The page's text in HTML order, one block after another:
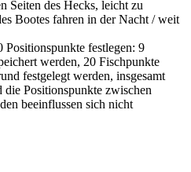
Seiten des Hecks, leicht zu
Bootes fahren in der Nacht / weit
festlegen: 9
werden, 20 Fischpunkte
festgelegt werden, insgesamt
die Positionspunkte zwischen
beeinflussen sich nicht